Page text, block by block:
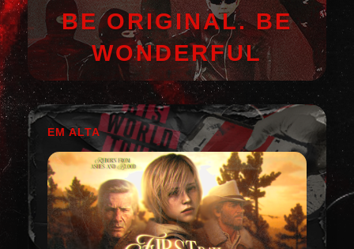
BE ORIGINAL. BE
WONDERFUL
EM ALTA